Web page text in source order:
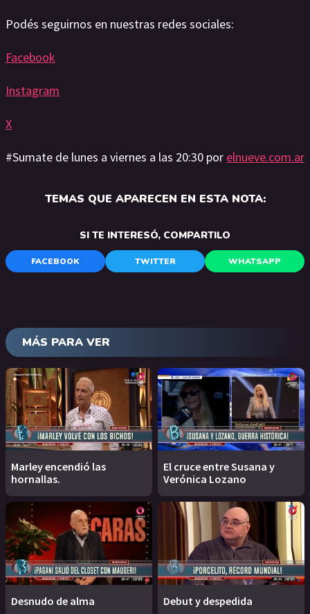
Podés seguirnos en nuestras redes sociales:
Facebook
Instagram
X
#Sumate de lunes a viernes a las 20:30 por elnueve.com.ar
TEMAS QUE APARECEN EN ESTA NOTA:
SI TE INTERESÓ, COMPARTILO
FACEBOOK TWITTER WHATSAPP
MÁS PARA VER
Marley encendió las
hornallas.
El cruce entre Susana y
Verónica Lozano
Desnudo de alma Debut y despedida